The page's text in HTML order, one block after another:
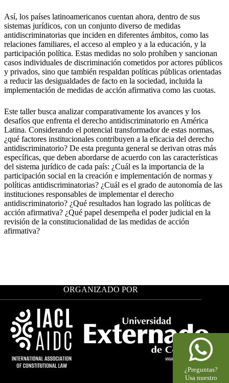
Así, los países latinoamericanos cuentan ahora, dentro de sus
sistemas jurídicos, con un conjunto diverso de medidas
antidiscriminatorias que inciden en diferentes ámbitos, como las
relaciones familiares, el acceso al empleo y a la educación, y la
participación política. Estas medidas no solo prohíben y sancionan
casos individuales de discriminación cometidos por actores públicos
y privados, sino que también respaldan políticas públicas orientadas
a reducir las desigualdades de facto en la sociedad, incluida la
implementación de medidas de acción afirmativa como las cuotas.
Este taller busca analizar comparativamente los avances y los
desafíos que enfrenta el derecho antidiscriminatorio en América
Latina. Considerando el potencial transformador de estas normas,
¿qué factores institucionales contribuyen a la eficacia del derecho
antidiscriminatorio? De esta pregunta general se derivan otras más
específicas, que deben abordarse de acuerdo con las características
del sistema jurídico de cada país: ¿Cuál es la importancia de la
participación social en la creación e implementación de normas y
políticas antidiscriminatorias? ¿Cuál es el grado de autonomía de las
instituciones responsables de implementar el derecho
antidiscriminatorio? ¿Qué resultados han logrado las políticas de
acción afirmativa? ¿Qué papel desempeña el poder judicial en la
revisión de la constitucionalidad de las medidas de acción
afirmativa?
ORGANIZADO POR
¿Preguntas?
Usa nuestro